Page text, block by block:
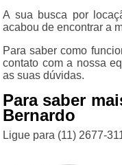
A sua busca por
acabou de encontrar a
Para saber como
contato com a nossa
as suas dúvidas.
Para saber
Bernardo
Ligue para (11) 2677-